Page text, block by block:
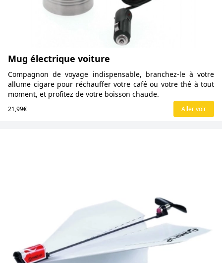
Mug électrique voiture
Compagnon de voyage indispensable, branchez-le à votre
allume cigare pour réchauffer votre café ou votre thé à tout
moment, et profitez de votre boisson chaude.
21,99€ Aller voir